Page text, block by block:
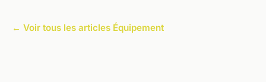
← Voir tous les articles Équipement